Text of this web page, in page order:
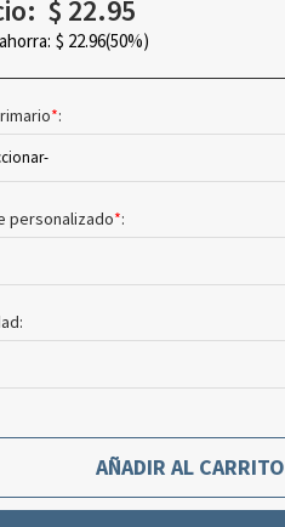
$ 22.95
$ 22.96(50%)
*:
personalizado*:
AÑADIR AL CARRITO